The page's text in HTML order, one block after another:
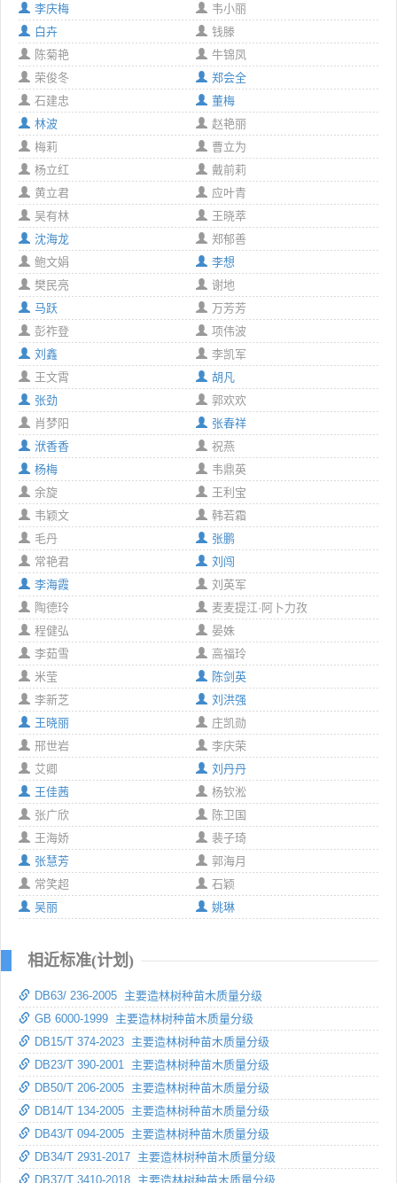
李庆梅
韦小丽
白卉
钱滕
陈菊艳
牛锦凤
荣俊冬
郑会全
石建忠
董梅
林波
赵艳丽
梅莉
曹立为
杨立红
戴前莉
黄立君
应叶青
吴有林
王晓萃
沈海龙
郑郁善
鲍文娟
李想
樊民亮
谢地
马跃
万芳芳
彭祚登
项伟波
刘鑫
李凯军
王文霄
胡凡
张劲
郭欢欢
肖梦阳
张春祥
洑香香
祝燕
杨梅
韦鼎英
余旋
王利宝
韦颖文
韩若霜
毛丹
张鹏
常艳君
刘闯
李海霞
刘英军
陶德玲
麦麦提江·阿卜力孜
程健弘
晏姝
李茹雪
高福玲
米莹
陈剑英
李新芝
刘洪强
王晓丽
庄凯勋
邢世岩
李庆荣
艾卿
刘丹丹
王佳茜
杨钦淞
张广欣
陈卫国
王海娇
裴子琦
张慧芳
郭海月
常笑超
石颖
吴丽
姚琳
相近标准(计划)
DB63/ 236-2005 主要造林树种苗木质量分级
GB 6000-1999 主要造林树种苗木质量分级
DB15/T 374-2023 主要造林树种苗木质量分级
DB23/T 390-2001 主要造林树种苗木质量分级
DB50/T 206-2005 主要造林树种苗木质量分级
DB14/T 134-2005 主要造林树种苗木质量分级
DB43/T 094-2005 主要造林树种苗木质量分级
DB34/T 2931-2017 主要造林树种苗木质量分级
DB37/T 3410-2018 主要造林树种苗木质量分级